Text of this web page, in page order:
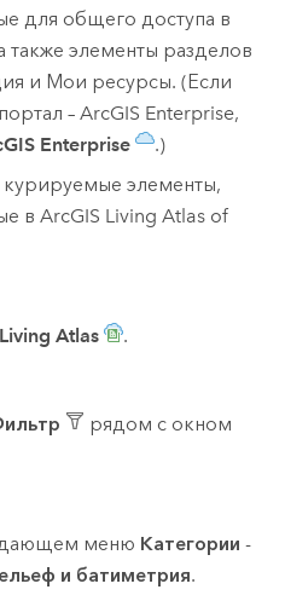
для общего доступа в
также элементы разделов
и Мои ресурсы. (Если
–ArcGIS Enterprise,
Enterprise
.)
курируемые элементы,
вArcGIS Living Atlas of
Living Atlas .
рядом с окном
меню Категории -
и батиметрия.